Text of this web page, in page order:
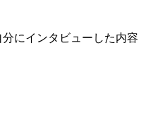
にインタビューした内容